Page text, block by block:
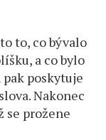
to, co bývalo
a co bylo
poskytuje
Nakonec
se prožene